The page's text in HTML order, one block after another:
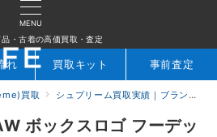
MENU
品・古着の高価買取・査定
れ 買取キット 事前査定
買取 シュプリーム買取実績｜ブランド専門店LIFE
ボックスロゴ フーデッ